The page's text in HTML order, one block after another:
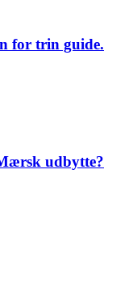
for trin guide.
udbytte?